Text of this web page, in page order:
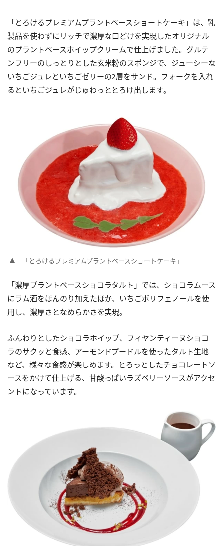
「とろけるプレミアムプラントベースショートケーキ」は、乳
製品を使わずにリッチで濃厚な口どけを実現したオリジナル
のプラントベースホイップクリームで仕上げました。グルテ
ンフリーのしっとりとした玄米粉のスポンジで、ジューシーな
いちごジュレといちごゼリーの2層をサンド。フォークを入れ
るといちごジュレがじゅわっととろけ出します。
「とろけるプレミアムプラントベースショートケーキ」
「濃厚プラントベースショコラタルト」では、ショコラムース
にラム酒をほんのり加えたほか、いちごポリフェノールを使
用し、濃厚さとなめらかさを実現。
ふんわりとしたショコラホイップ、フィヤンティーヌショコ
ラのサクッと食感、アーモンドプードルを使ったタルト生地
など、様々な食感が楽しめます。とろっとしたチョコレートソ
ースをかけて仕上げる、甘酸っぱいラズベリーソースがアクセ
ントになっています。